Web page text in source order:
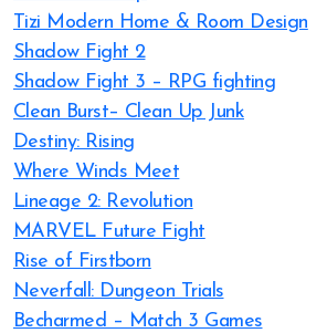
Tizi Modern Home & Room Design
Shadow Fight 2
Shadow Fight 3 – RPG fighting
Clean Burst– Clean Up Junk
Destiny: Rising
Where Winds Meet
Lineage 2: Revolution
MARVEL Future Fight
Rise of Firstborn
Neverfall: Dungeon Trials
Becharmed – Match 3 Games